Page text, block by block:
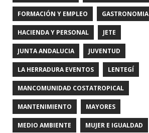
FORMACIÓN Y EMPLEO GASTRONOMIA
HACIENDA Y PERSONAL JETE
JUNTA ANDALUCIA JUVENTUD
LA HERRADURA EVENTOS LENTEGÍ
MANCOMUNIDAD COSTATROPICAL
MANTENIMIENTO MAYORES
MEDIO AMBIENTE MUJER E IGUALDAD